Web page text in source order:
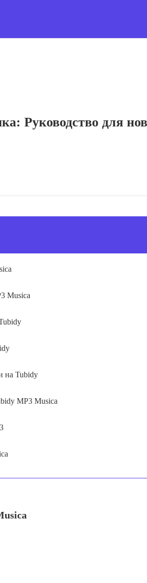
Руководство для
Musica
на Tubidy
MP3 Musica